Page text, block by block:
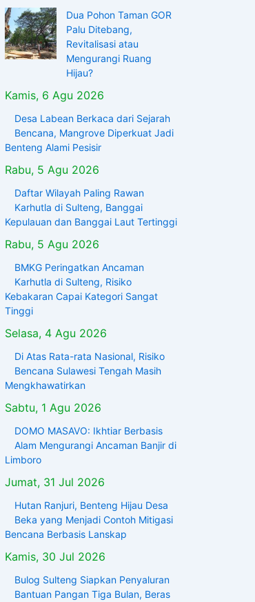
Dua Pohon Taman GOR
Palu Ditebang,
Revitalisasi atau
Mengurangi Ruang
Hijau?
Kamis, 6 Agu 2026
Desa Labean Berkaca dari Sejarah
Bencana, Mangrove Diperkuat Jadi
Benteng Alami Pesisir
Rabu, 5 Agu 2026
Daftar Wilayah Paling Rawan
Karhutla di Sulteng, Banggai
Kepulauan dan Banggai Laut Tertinggi
Rabu, 5 Agu 2026
BMKG Peringatkan Ancaman
Karhutla di Sulteng, Risiko
Kebakaran Capai Kategori Sangat
Tinggi
Selasa, 4 Agu 2026
Di Atas Rata-rata Nasional, Risiko
Bencana Sulawesi Tengah Masih
Mengkhawatirkan
Sabtu, 1 Agu 2026
DOMO MASAVO: Ikhtiar Berbasis
Alam Mengurangi Ancaman Banjir di
Limboro
Jumat, 31 Jul 2026
Hutan Ranjuri, Benteng Hijau Desa
Beka yang Menjadi Contoh Mitigasi
Bencana Berbasis Lanskap
Kamis, 30 Jul 2026
Bulog Sulteng Siapkan Penyaluran
Bantuan Pangan Tiga Bulan, Beras